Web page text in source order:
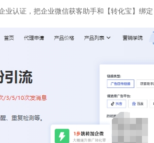
业认证，把企业微信获客助手和【转化宝】绑定